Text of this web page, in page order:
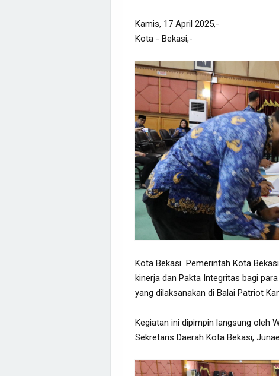
Kamis, 17 April 2025,-
Kota - Bekasi,-
Kota Bekasi Pemerintah Kota
kinerja dan Pakta Integritas bagi
yang dilaksanakan di Balai Patriot
Kegiatan ini dipimpin langsung oleh
Sekretaris Daerah Kota Bekasi,